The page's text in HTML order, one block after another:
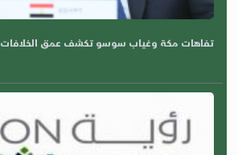
تفاهات مكة وغياب سوسو تكشف عمق الخلافات